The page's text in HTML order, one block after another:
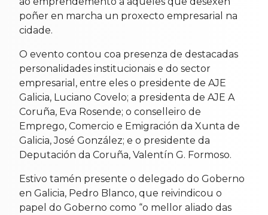
poñer en marcha un proxecto empresarial na
cidade.
O evento contou coa presenza de destacadas
personalidades institucionais e do sector
empresarial, entre eles o presidente de AJE
Galicia, Luciano Covelo; a presidenta de AJE A
Coruña, Eva Rosende; o conselleiro de
Emprego, Comercio e Emigración da Xunta de
Galicia, José González; e o presidente da
Deputación da Coruña, Valentín G. Formoso.
Estivo tamén presente o delegado do Goberno
en Galicia, Pedro Blanco, que reivindicou o
papel do Goberno como “o mellor aliado das